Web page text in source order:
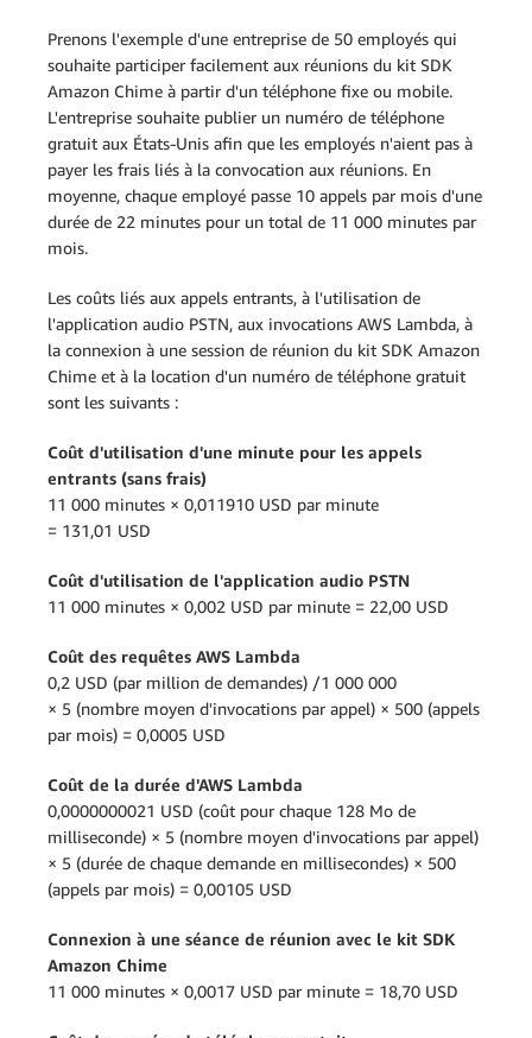
Prenons l'exemple d'une entreprise de 50 employés qui
souhaite participer facilement aux réunions du kit SDK
Amazon Chime à partir d'un téléphone fixe ou mobile.
L'entreprise souhaite publier un numéro de téléphone
gratuit aux États-Unis afin que les employés n'aient pas à
payer les frais liés à la convocation aux réunions. En
moyenne, chaque employé passe 10 appels par mois d'une
durée de 22 minutes pour un total de 11 000 minutes par
mois.
Les coûts liés aux appels entrants, à l'utilisation de
l'application audio PSTN, aux invocations AWS Lambda, à
la connexion à une session de réunion du kit SDK Amazon
Chime et à la location d'un numéro de téléphone gratuit
sont les suivants :
Coût d'utilisation d'une minute pour les appels
entrants (sans frais)
11 000 minutes × 0,011910 USD par minute
= 131,01 USD
Coût d'utilisation de l'application audio PSTN
11 000 minutes × 0,002 USD par minute = 22,00 USD
Coût des requêtes AWS Lambda
0,2 USD (par million de demandes) /1 000 000
× 5 (nombre moyen d'invocations par appel) × 500 (appels
par mois) = 0,0005 USD
Coût de la durée d'AWS Lambda
0,0000000021 USD (coût pour chaque 128 Mo de
milliseconde) × 5 (nombre moyen d'invocations par appel)
× 5 (durée de chaque demande en millisecondes) × 500
(appels par mois) = 0,00105 USD
Connexion à une séance de réunion avec le kit SDK
Amazon Chime
11 000 minutes × 0,0017 USD par minute = 18,70 USD